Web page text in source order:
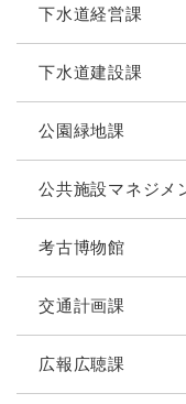
下水道経営課
下水道建設課
公園緑地課
公共施設マネジメ
考古博物館
交通計画課
広報広聴課